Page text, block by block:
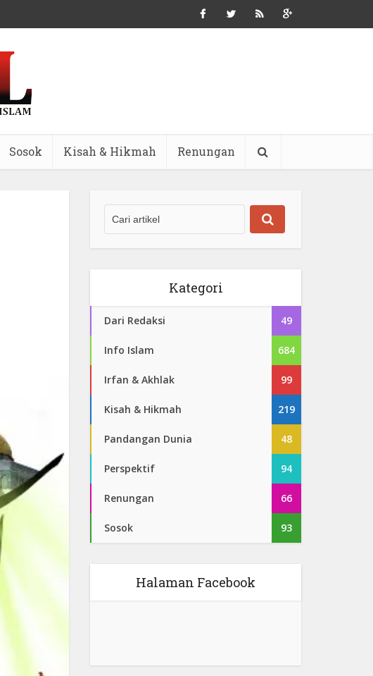
Sosok Kisah & Hikmah Renungan
Kategori
Dari Redaksi 49
Info Islam 684
Irfan & Akhlak 99
Kisah & Hikmah 219
Pandangan Dunia 48
Perspektif 94
Renungan 66
Sosok 93
Halaman Facebook